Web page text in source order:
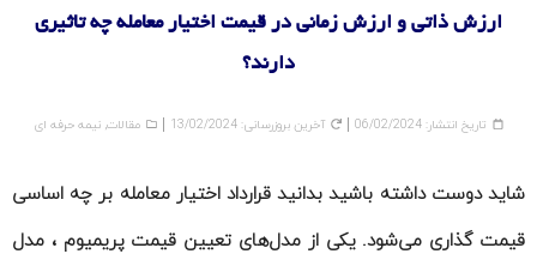
ارزش ذاتی و ارزش زمانی در قیمت اختیار معامله چه تاثیری
دارند؟
تاریخ انتشار: 06/02/2024 آخرین بروزرسانی: 13/02/2024 مقالات, نیمه حرفه ای
شاید دوست داشته باشید بدانید قرارداد اختیار معامله بر چه اساسی
قیمت گذاری می‌شود. یکی از مدل‌های تعیین قیمت پریمیوم ، مدل